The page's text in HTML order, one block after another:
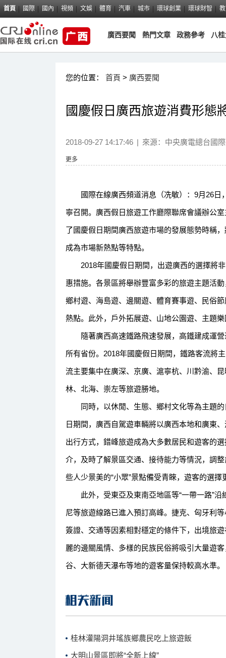
首頁 國際 國內 視頻 文娛 體育 汽車 城市 環球創業 環球財智
廣西要聞 熱門文章 政務參考 八
您的位置： 首頁 > 廣西要聞
國慶假日廣西旅遊消費形態
2018-09-27 14:17:46 | 來源： 中央廣電總台國
更多
國際在線廣西頻道消息（冼敏）：9月26日
寧召開。廣西假日旅遊工作廳際聯席會議辦公
了國慶假日期間廣西旅遊市場的發展態勢時稱
成為市場新熱點等特點。
2018年國慶假日期間，出遊廣西的選擇將非
惠措施。各景區將舉辦豐富多彩的旅遊主題活
鄉村遊、海島遊、邊關遊、體育賽事遊、民俗
熱點。此外，戶外拓展遊、山地公園遊、主題
隨著廣西高速鐵路飛速發展，高鐵建成運營
所有省份。2018年國慶假日期間，鐵路客流將
流主要集中在廣深、京廣、滬寧杭、川黔渝、
林、北海、崇左等旅遊勝地。
同時，以休閒、生態、鄉村文化等為主題的
日期間，廣西自駕遊車輛將以廣西本地和廣東
出行方式，錯峰旅遊成為大多數居民和遊客的
介，及時了解景區交通、接待能力等情況，調
些人少景美的“小眾”景點備受青睞，遊客的選擇
此外，受東亞及東南亞地區等“一帶一路”沿
尼等旅遊線路已進入預訂高峰。捷克、匈牙利
簽證、交通等因素相對穩定的條件下，出境旅
麗的邊關風情、多樣的民族民俗將吸引大量遊
谷、大新德天瀑布等地的遊客量保持較高水準。
桂林灌陽洞井瑤族鄉農民吃上旅遊飯
大明山景區即將“全新上線”